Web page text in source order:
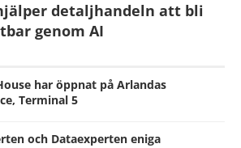
detaljhandeln att bli
genom AI
har öppnat på Arlandas
Terminal 5
och Dataexperten eniga